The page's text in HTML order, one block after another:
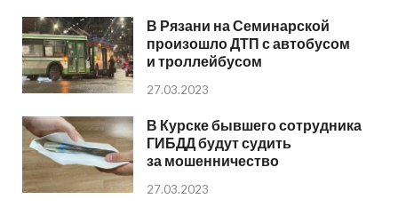
В Рязани на Семинарской
произошло ДТП с автобусом
и троллейбусом
27.03.2023
В Курске бывшего сотрудника
ГИБДД будут судить
за мошенничество
27.03.2023